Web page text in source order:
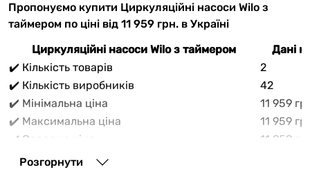
Пропонуємо купити Циркуляційні насоси Wilo з
таймером по ціні від 11 959 грн. в Україні
Циркуляційні насоси Wilo з таймером
Дані
✔️ Кількість товарів
2
✔️ Кількість виробників
42
✔️ Мінімальна ціна
11 959
✔️ Максимальна ціна
11 959
✔️ Середня ціна
11 959
В прайс-каталозі vencon.ua Циркуляційні насоси Wilo
Розгорнути